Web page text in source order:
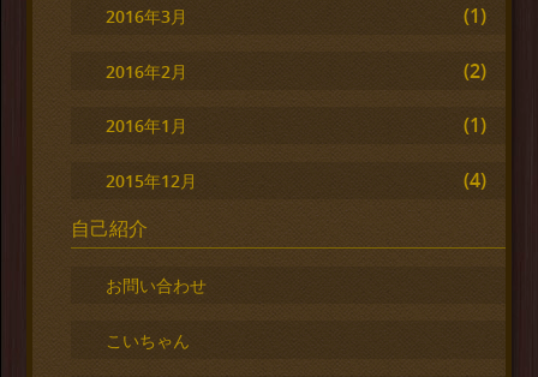
2016年3月 (1)
2016年2月 (2)
2016年1月 (1)
2015年12月
(4)
自己紹介
お問い合わせ
こいちゃん